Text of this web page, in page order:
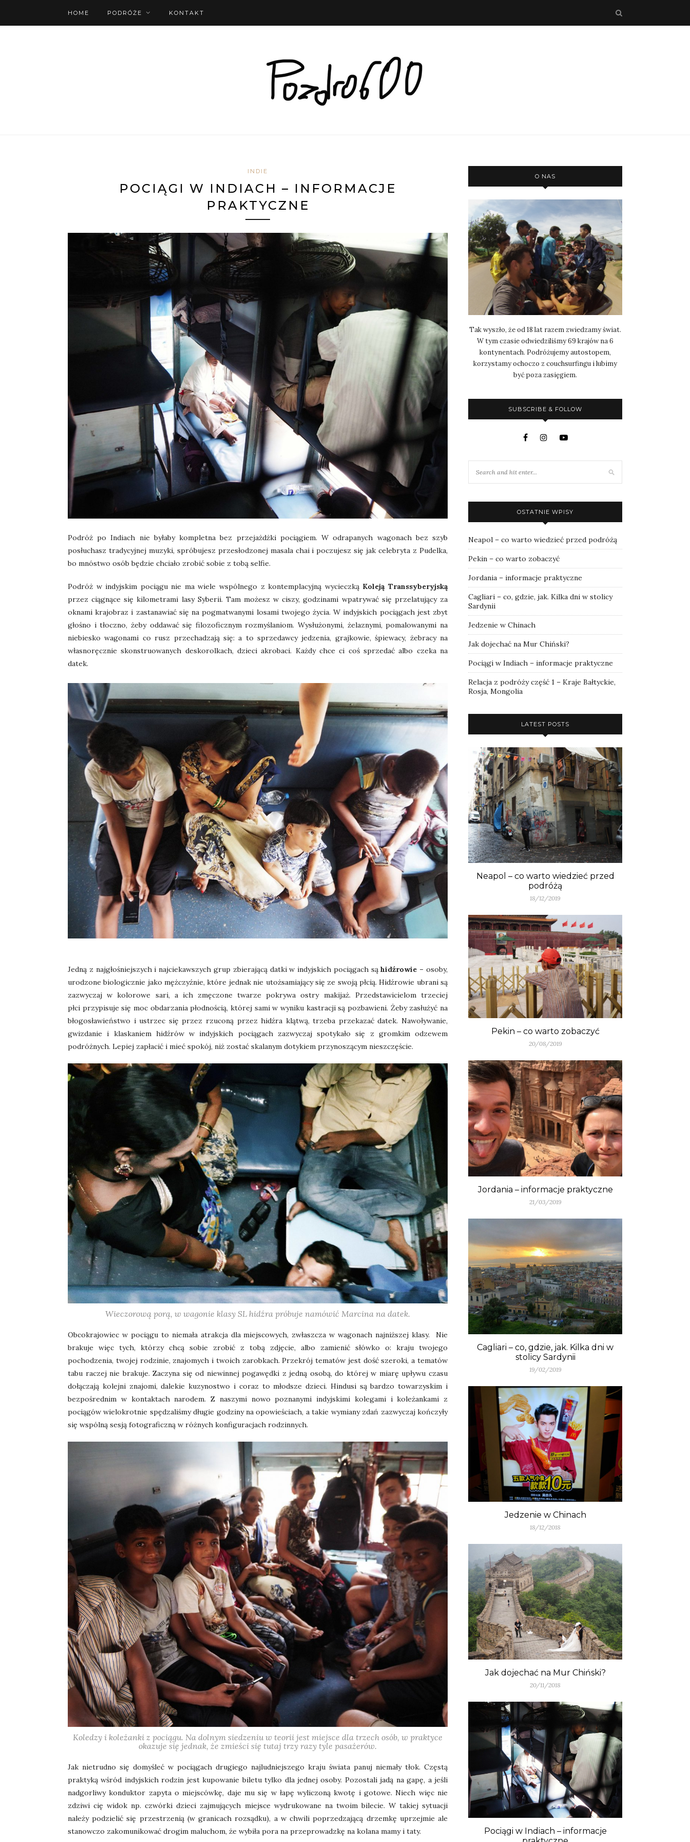
HOME PODRÓŻE KONTAKT
INDIE
POCIĄGI W INDIACH – INFORMACJE
PRAKTYCZNE
Podróż po Indiach nie byłaby kompletna bez przejażdżki pociągiem. W odrapanych wagonach bez szyb
posłuchasz tradycyjnej muzyki, spróbujesz przesłodzonej masala chai i poczujesz się jak celebryta z Pudelka,
bo mnóstwo osób będzie chciało zrobić sobie z tobą selfie.
Podróż w indyjskim pociągu nie ma wiele wspólnego z kontemplacyjną wycieczką Koleją Transsyberyjską
przez ciągnące się kilometrami lasy Syberii. Tam możesz w ciszy, godzinami wpatrywać się przelatujący za
oknami krajobraz i zastanawiać się na pogmatwanymi losami twojego życia. W indyjskich pociągach jest zbyt
głośno i tłoczno, żeby oddawać się filozoficznym rozmyślaniom. Wysłużonymi, żelaznymi, pomalowanymi na
niebiesko wagonami co rusz przechadzają się: a to sprzedawcy jedzenia, grajkowie, śpiewacy, żebracy na
własnoręcznie skonstruowanych deskorolkach, dzieci akrobaci. Każdy chce ci coś sprzedać albo czeka na
datek.
Jedną z najgłośniejszych i najciekawszych grup zbierającą datki w indyjskich pociągach sąhidźrowie – osoby,
urodzone biologicznie jako mężczyźnie, które jednak nie utożsamiający się ze swoją płcią. Hidźrowie ubrani są
zazwyczaj w kolorowe sari, a ich zmęczone twarze pokrywa ostry makijaż. Przedstawicielom trzeciej
płci przypisuje się moc obdarzania płodnością, której sami w wyniku kastracji są pozbawieni. Żeby zasłużyć na
błogosławieństwo i ustrzec się przez rzuconą przez hidźra klątwą, trzeba przekazać datek. Nawoływanie,
gwizdanie i klaskaniem hidźrów w indyjskich pociągach zazwyczaj spotykało się z gromkim odzewem
podróżnych. Lepiej zapłacić i mieć spokój, niż zostać skalanym dotykiem przynoszącym nieszczęście.
Wieczorową porą, w wagonie klasy SL hidźra próbuje namówić Marcina na datek.
Obcokrajowiec w pociągu to niemała atrakcja dla miejscowych, zwłaszcza w wagonach najniższej klasy. Nie
brakuje więc tych, którzy chcą sobie zrobić z tobą zdjęcie, albo zamienić słówko o: kraju twojego
pochodzenia, twojej rodzinie, znajomych i twoich zarobkach. Przekrój tematów jest dość szeroki, a tematów
tabu raczej nie brakuje. Zaczyna się od niewinnej pogawędki z jedną osobą, do której w miarę upływu czasu
dołączają kolejni znajomi, dalekie kuzynostwo i coraz to młodsze dzieci. Hindusi są bardzo towarzyskim i
bezpośrednim w kontaktach narodem. Z naszymi nowo poznanymi indyjskimi kolegami i koleżankami z
pociągów wielokrotnie spędzaliśmy długie godziny na opowieściach, a takie wymiany zdań zazwyczaj kończyły
się wspólną sesją fotograficzną w różnych konfiguracjach rodzinnych.
Koledzy i koleżanki z pociągu. Na dolnym siedzeniu w teorii jest miejsce dla trzech osób, w praktyce
okazuje się jednak, że zmieści się tutaj trzy razy tyle pasażerów.
Jak nietrudno się domyśleć w pociągach drugiego najludniejszego kraju świata panuj niemały tłok. Częstą
praktyką wśród indyjskich rodzin jest kupowanie biletu tylko dla jednej osoby. Pozostali jadą na gapę, a jeśli
nadgorliwy konduktor zapyta o miejscówkę, daje mu się w łapę wyliczoną kwotę i gotowe. Niech więc nie
zdziwi cię widok np. czwórki dzieci zajmujących miejsce wydrukowane na twoim bilecie. W takiej sytuacji
należy podzielić się przestrzenią (w granicach rozsądku), a w chwili poprzedzającą drzemkę uprzejmie ale
stanowczo zakomunikować drogim maluchom, że wybiła pora na przeprowadzkę na kolana mamy i taty.
O NAS
Tak wyszło, że od 18 lat razem zwiedzamy świat.
W tym czasie odwiedziliśmy 69 krajów na 6
kontynentach. Podróżujemy autostopem,
korzystamy ochoczo z couchsurfingu i lubimy
być poza zasięgiem.
SUBSCRIBE & FOLLOW
OSTATNIE WPISY
Neapol – co warto wiedzieć przed podróżą
Pekin – co warto zobaczyć
Jordania – informacje praktyczne
Cagliari – co, gdzie, jak. Kilka dni w stolicy
Sardynii
Jedzenie w Chinach
Jak dojechać na Mur Chiński?
Pociągi w Indiach – informacje praktyczne
Relacja z podróży część 1 – Kraje Bałtyckie,
Rosja, Mongolia
LATEST POSTS
Neapol – co warto wiedzieć przed
podróżą
18/12/2019
Pekin – co warto zobaczyć
20/08/2019
Jordania – informacje praktyczne
21/03/2019
Cagliari – co, gdzie, jak. Kilka dni w
stolicy Sardynii
19/02/2019
Jedzenie w Chinach
18/12/2018
Jak dojechać na Mur Chiński?
20/11/2018
Pociągi w Indiach – informacje